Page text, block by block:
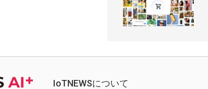
IoTNEWSについて